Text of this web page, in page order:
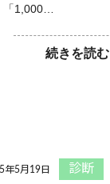
「1,000…
続きを読む
年5月19日 診断